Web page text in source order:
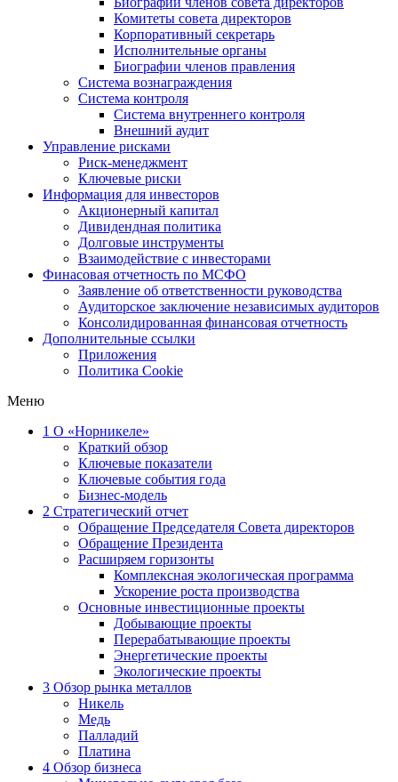
Комитеты совета директоров
Корпоративный секретарь
Исполнительные органы
Биографии членов правления
Система вознаграждения
Система контроля
Система внутреннего контроля
Внешний аудит
Управление рисками
Риск-менеджмент
Ключевые риски
Информация для инвесторов
Акционерный капитал
Дивидендная политика
Долговые инструменты
Взаимодействие с инвеcторами
Финасовая отчетность по МСФО
Заявление об ответственности руководства
Аудиторское заключение независимых аудиторов
Консолидированная финансовая отчетность
Дополнительные ссылки
Приложения
Политика Cookie
Меню
1 О «Норникеле»
Краткий обзор
Ключевые показатели
Ключевые события года
Бизнес-модель
2 Стратегический отчет
Обращение Председателя Совета директоров
Обращение Президента
Расширяем горизонты
Комплексная экологическая программа
Ускорение роста производства
Основные инвестиционные проекты
Добывающие проекты
Перерабатывающие проекты
Энергетические проекты
Экологические проекты
3 Обзор рынка металлов
Никель
Медь
Палладий
Платина
4 Обзор бизнеса